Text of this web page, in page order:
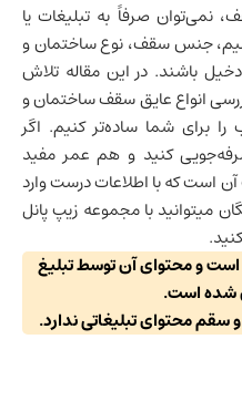
نمی‌توان صرفاً به تبلیغات یا
جنس سقف، نوع ساختمان و
باشند. در این مقاله تلاش
انواع عایق سقف ساختمان و
را برای شما ساده‌تر کنیم. اگر
کنید و هم عمر مفید
است که با اطلاعات درست وارد
میتوانید با مجموعه زیپ پانل
و محتوای آن توسط تبلیغ
شده است.
سقم محتوای تبلیغاتی ندارد.